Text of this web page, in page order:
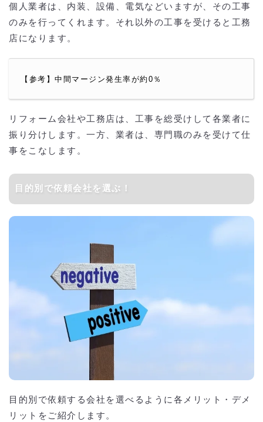
個人業者は、内装、設備、電気などいますが、その工事
のみを行ってくれます。それ以外の工事を受けると工務
店になります。
【参考】中間マージン発生率が約0％
リフォーム会社や工務店は、工事を総受けして各業者に
振り分けします。一方、業者は、専門職のみを受けて仕
事をこなします。
目的別で依頼会社を選ぶ！
目的別で依頼する会社を選べるように各メリット・デメ
リットをご紹介します。